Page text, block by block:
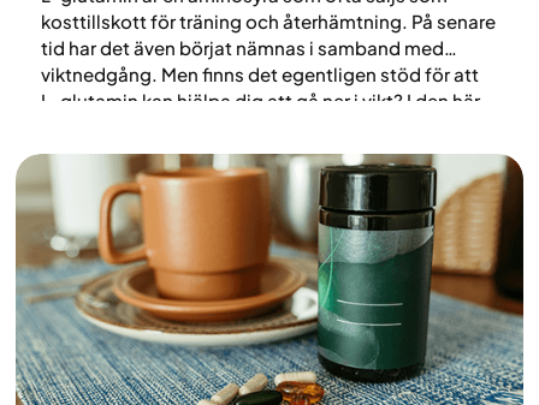
kosttillskott för träning och återhämtning. På senare
tid har det även börjat nämnas i samband med
viktnedgång. Men finns det egentligen stöd för att
L-glutamin kan hjälpa dig att gå ner i vikt? I den här
reder ut vanliga påståenden kring L-glutamin.